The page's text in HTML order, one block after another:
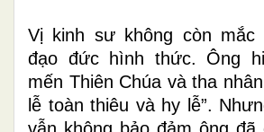
Vị kinh sư không còn mắc
đạo đức hình thức. Ông
mến Thiên Chúa và tha
lễ toàn thiêu và hy lễ”.
vẫn không bảo đảm ông đã